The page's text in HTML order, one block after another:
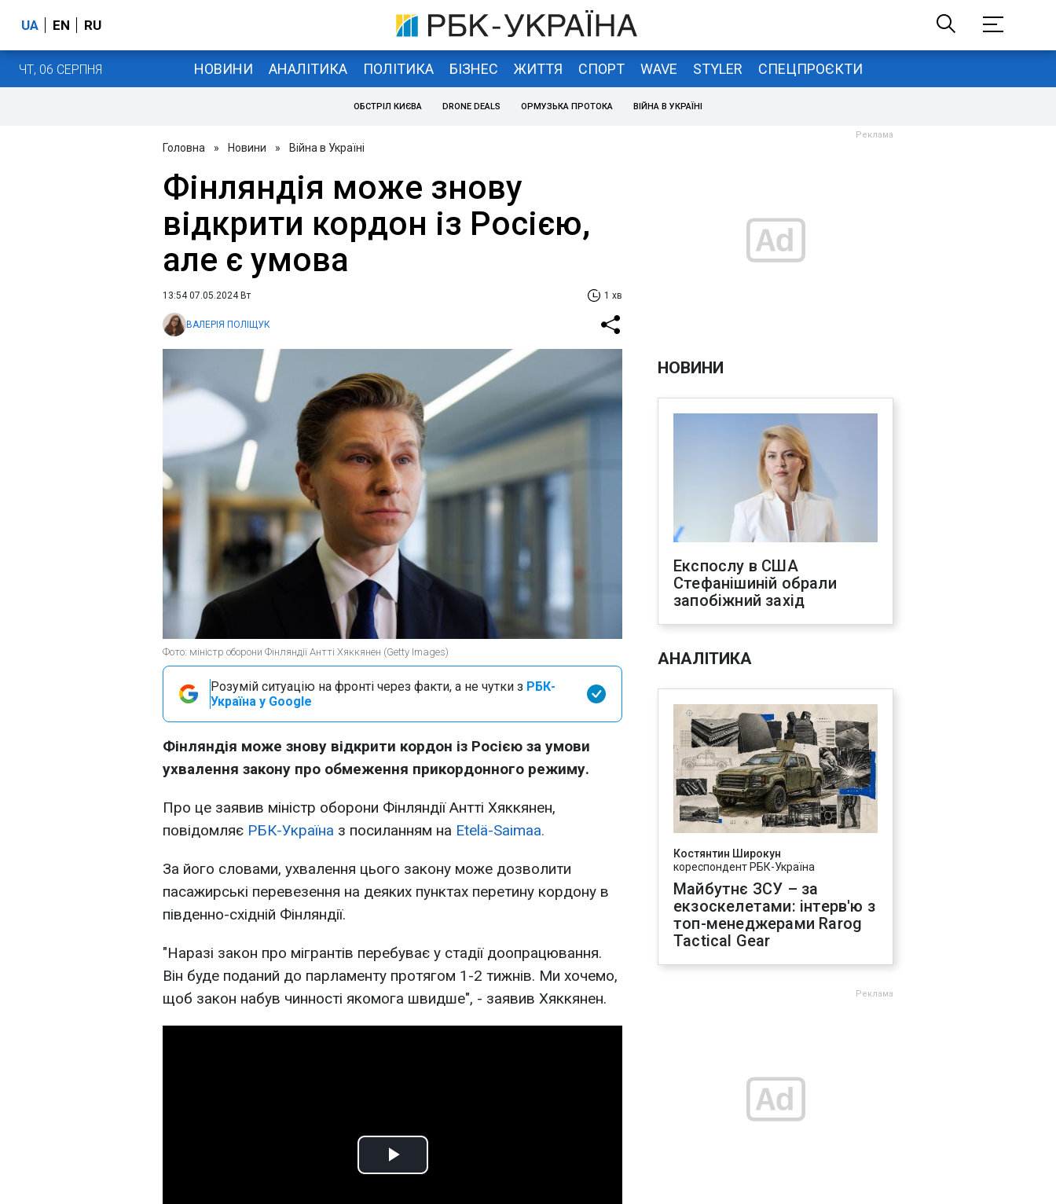
UA EN RU
ЧТ, 06 СЕРПНЯ НОВИНИ АНАЛІТИКА ПОЛІТИКА БІЗНЕС ЖИТТЯ СПОРТ WAVE STYLER СПЕЦПРОЄКТИ
ОБСТРІЛ КИЄВА DRONE DEALS ОРМУЗЬКА ПРОТОКА ВІЙНА В УКРАЇНІ
Головна » Новини » Війна в Україні
Фінляндія може знову
відкрити кордон із Росією,
але є умова
13:54 07.05.2024 Вт 1 хв
ВАЛЕРІЯ ПОЛІЩУК
Фото: міністр оборони Фінляндії Антті Хяккянен (Getty Images)
Розумій ситуацію на фронті через факти, а не чутки з РБК-
Україна у Google
Фінляндія може знову відкрити кордон із Росією за умови
ухвалення закону про обмеження прикордонного режиму.
Про це заявив міністр оборони Фінляндії Антті Хяккянен,
повідомляє РБК-Україна з посиланням на Etelä-Saimaa.
За його словами, ухвалення цього закону може дозволити
пасажирські перевезення на деяких пунктах перетину кордону в
південно-східній Фінляндії.
"Наразі закон про мігрантів перебуває у стадії доопрацювання.
Він буде поданий до парламенту протягом 1-2 тижнів. Ми хочемо,
щоб закон набув чинності якомога швидше", - заявив Хяккянен.
Play
НОВИНИ
Експослу в США
Стефанішиній обрали
запобіжний захід
АНАЛІТИКА
Костянтин Широкун
кореспондент РБК-Україна
Майбутнє ЗСУ – за
екзоскелетами: інтерв'ю з
топ-менеджерами Rarog
Tactical Gear